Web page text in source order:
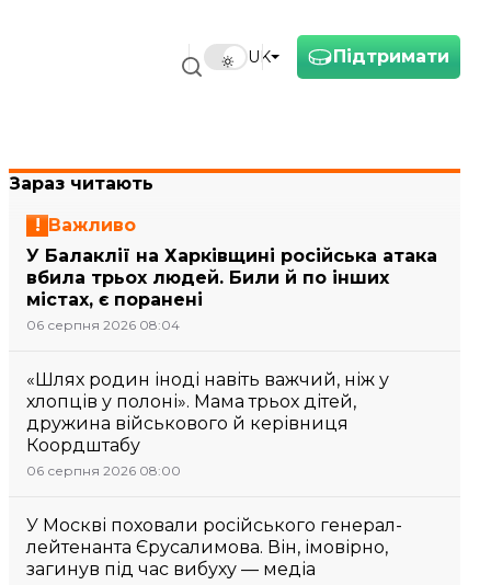
Підтримати
UK
Зараз читають
Важливо
У Балаклії на Харківщині російська атака
вбила трьох людей. Били й по інших
містах, є поранені
06 серпня 2026 08:04
«Шлях родин іноді навіть важчий, ніж у
хлопців у полоні». Мама трьох дітей,
дружина військового й керівниця
Коордштабу
06 серпня 2026 08:00
У Москві поховали російського генерал-
лейтенанта Єрусалимова. Він, імовірно,
загинув під час вибуху — медіа